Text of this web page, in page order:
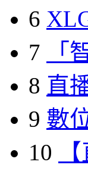
6
7
「
8 直
9 數
10